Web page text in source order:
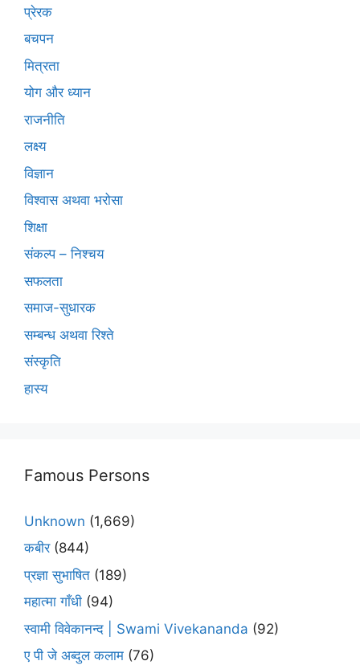
प्रेरक
बचपन
मित्रता
योग और ध्यान
राजनीति
लक्ष्य
विज्ञान
विश्वास अथवा भरोसा
शिक्षा
संकल्प – निश्चय
सफलता
समाज-सुधारक
सम्बन्ध अथवा रिश्ते
संस्कृति
हास्य
Famous Persons
Unknown (1,669)
कबीर(844)
प्रज्ञा सुभाषित (189)
महात्मा गाँधी (94)
स्वामी विवेकानन्द | Swami Vivekananda (92)
ए पी जे अब्दुल कलाम (76)